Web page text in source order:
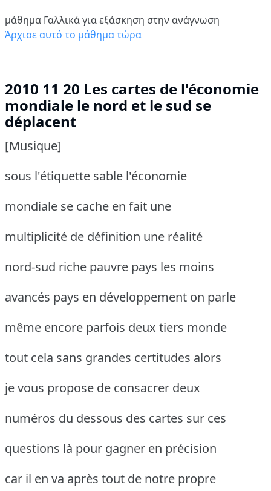
μάθημα Γαλλικά για εξάσκηση στην ανάγνωση
Άρχισε αυτό το μάθημα τώρα
2010 11 20 Les cartes de l'économie
mondiale le nord et le sud se
déplacent
[Musique]
sous l'étiquette sable l'économie
mondiale se cache en fait une
multiplicité de définition une réalité
nord-sud riche pauvre pays les moins
avancés pays en développement on parle
même encore parfois deux tiers monde
tout cela sans grandes certitudes alors
je vous propose de consacrer deux
numéros du dessous des cartes sur ces
questions là pour gagner en précision
car il en va après tout de notre propre